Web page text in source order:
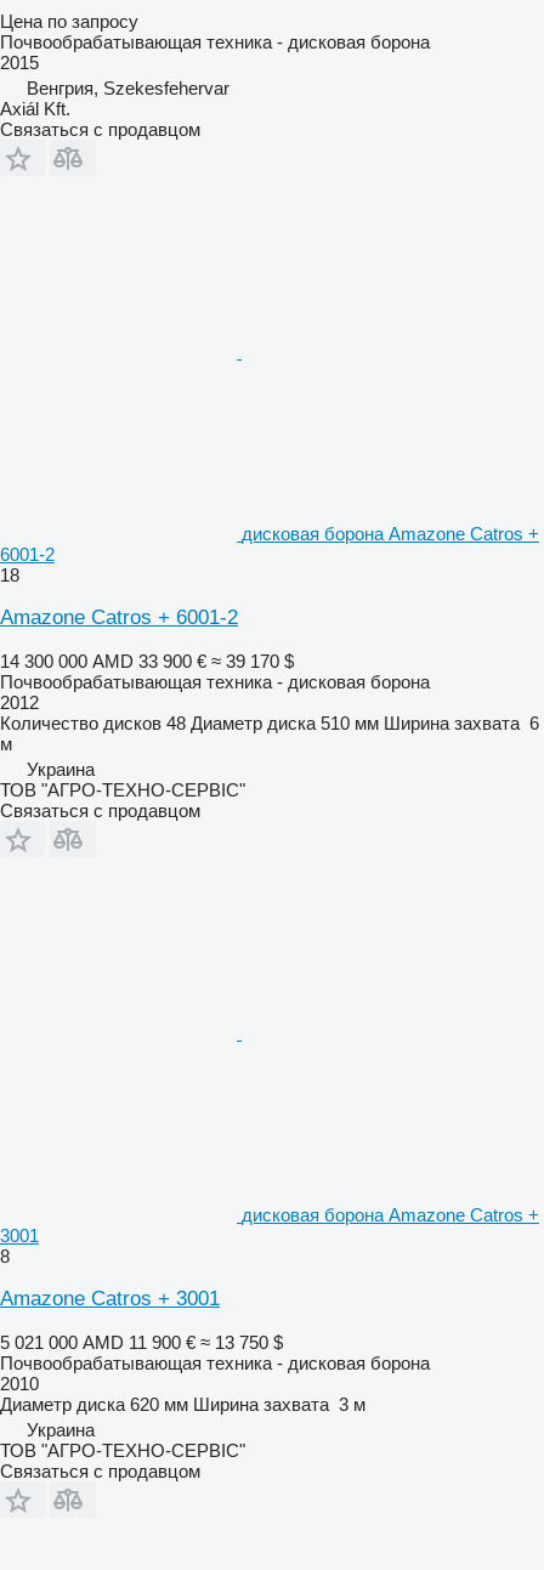
Цена по запросу
Почвообрабатывающая техника - дисковая борона
2015
Венгрия, Szekesfehervar
Axiál Kft.
Связаться с продавцом
дисковая борона Amazone Catros +
6001-2
18
Amazone Catros + 6001-2
14 300 000 AMD 33 900 € ≈ 39 170 $
Почвообрабатывающая техника - дисковая борона
2012
Количество дисков 48 Диаметр диска 510 мм Ширина захвата 6
м
Украина
ТОВ "АГРО-ТЕХНО-СЕРВІС"
Связаться с продавцом
дисковая борона Amazone Catros +
3001
8
Amazone Catros + 3001
5 021 000 AMD 11 900 € ≈ 13 750 $
Почвообрабатывающая техника - дисковая борона
2010
Диаметр диска 620 мм Ширина захвата 3 м
Украина
ТОВ "АГРО-ТЕХНО-СЕРВІС"
Связаться с продавцом